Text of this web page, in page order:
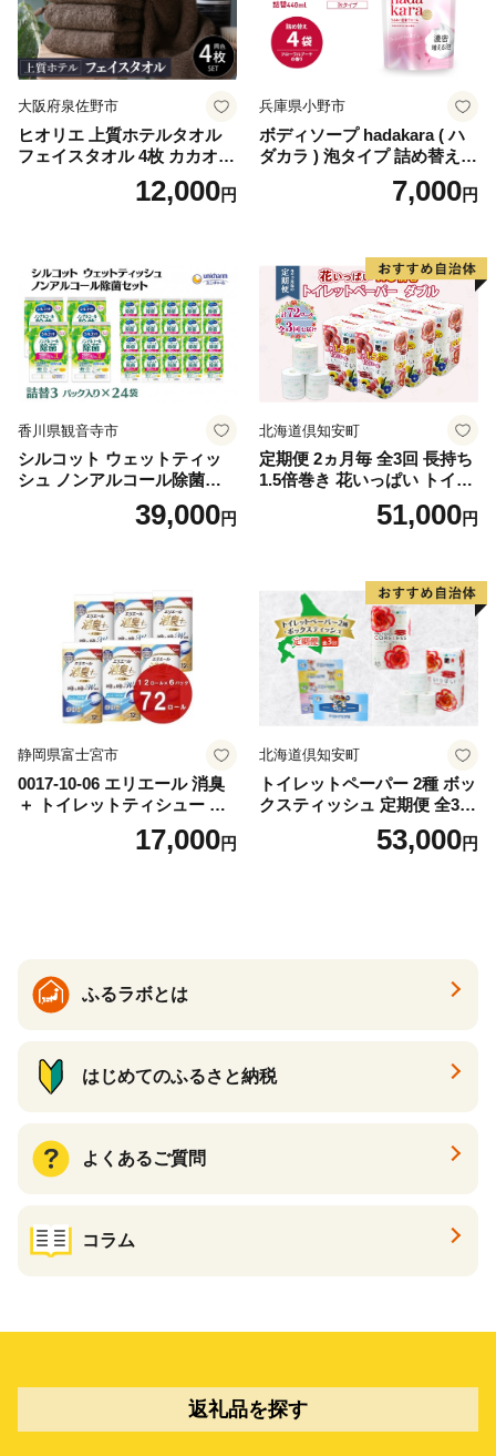
イレットペーパー [BDBH002
-1]
大阪府泉佐野市
ヒオリエ 上質ホテルタオル
フェイスタオル 4枚 カカオ
【タオル 泉州タオル 吸水 普
段使い 無地 シンプル 日用品
12,000円
兵庫県小野市
ボディソープ hadakara ( ハ
ダカラ ) 泡タイプ 詰め替え 4
40ml×4袋 ボディーソープ 泡
ボディソープ 泡 日用品 消耗
泡石鹸 石鹸 兵庫 兵庫県 小野
7,000円
香川県観音寺市
シルコット ウェットティッ
シュ ノンアルコール除菌詰
替（43枚×3P）×24袋 日用品
おもちゃ 拭き取り 手拭き 外
39,000円
北海道倶知安町
定期便 2ヵ月毎 全3回 長持ち
1.5倍巻き 花いっぱい トイレ
ットペーパー ダブル 45ｍ 計
72ロール 全18種 花柄 プリン
ー 消耗品 備蓄 送料無料 北海
道 倶知安町 日用品
51,000円
静岡県富士宮市
0017-10-06 エリエール 消臭
＋ トイレットティシュー し
っかり香るフレッシュクリア
の香り ダブル 12ロール×6パ
17,000円
北海道倶知安町
トイレットペーパー 2種 ボッ
クスティッシュ 定期便 全3
回 日本製 まとめ買い 防災
常備品 日用雑貨 消耗品 生活
53,000円
ふるラボとは
はじめてのふるさと納税
よくあるご質問
コラム
返礼品を探す